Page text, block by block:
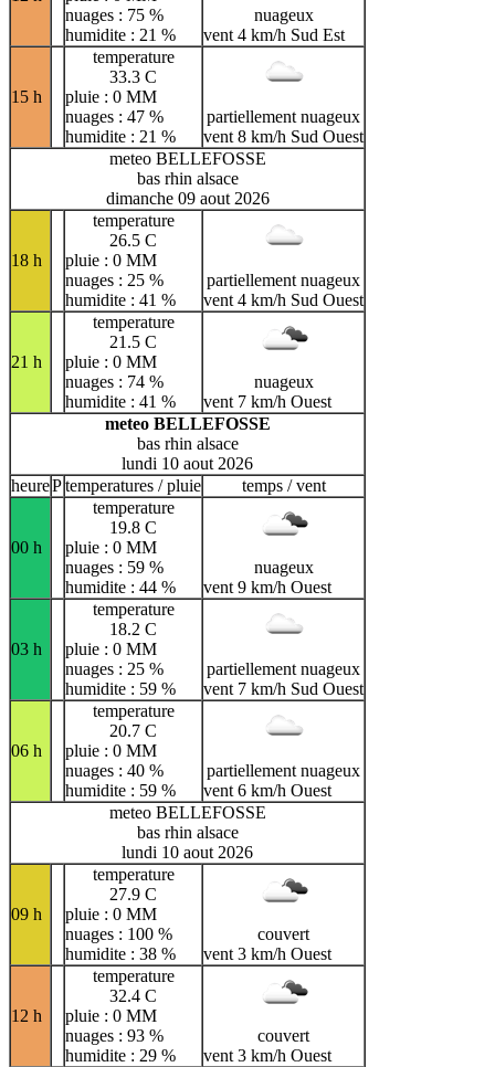
nuages : 75 %
humidite : 21 %
nuageux
vent 4 km/h Sud Est
15 h
temperature
33.3 C
pluie : 0 MM
nuages : 47 %
humidite : 21 %
partiellement nuageux
vent 8 km/h Sud Ouest
meteo BELLEFOSSE
bas rhin alsace
dimanche 09 aout 2026
18 h
temperature
26.5 C
pluie : 0 MM
nuages : 25 %
humidite : 41 %
partiellement nuageux
vent 4 km/h Sud Ouest
21 h
temperature
21.5 C
pluie : 0 MM
nuages : 74 %
humidite : 41 %
nuageux
vent 7 km/h Ouest
meteo BELLEFOSSE
bas rhin alsace
lundi 10 aout 2026
heurePtemperatures / pluie temps / vent
00 h
temperature
19.8 C
pluie : 0 MM
nuages : 59 %
humidite : 44 %
nuageux
vent 9 km/h Ouest
03 h
temperature
18.2 C
pluie : 0 MM
nuages : 25 %
humidite : 59 %
partiellement nuageux
vent 7 km/h Sud Ouest
06 h
temperature
20.7 C
pluie : 0 MM
nuages : 40 %
humidite : 59 %
partiellement nuageux
vent 6 km/h Ouest
meteo BELLEFOSSE
bas rhin alsace
lundi 10 aout 2026
09 h
temperature
27.9 C
pluie : 0 MM
nuages : 100 %
humidite : 38 %
couvert
vent 3 km/h Ouest
12 h
temperature
32.4 C
pluie : 0 MM
nuages : 93 %
humidite : 29 %
couvert
vent 3 km/h Ouest